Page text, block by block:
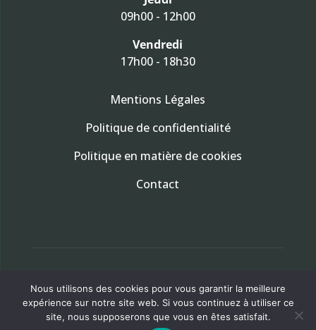
09h00 - 12h00
Vendredi
17h00 - 18h30
Mentions Légales
Politique de confidentialité
Politique en matière de cookies
Contact
Agence web Alsacienne
Nous utilisons des cookies pour vous garantir la meilleure
expérience sur notre site web. Si vous continuez à utiliser ce
site, nous supposerons que vous en êtes satisfait.